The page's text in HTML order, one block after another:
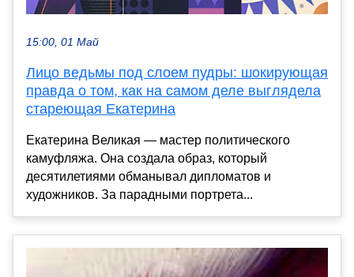
15:00, 01 Май
Лицо ведьмы под слоем пудры: шокирующая
правда о том, как на самом деле выглядела
стареющая Екатерина
Екатерина Великая — мастер политического
камуфляжа. Она создала образ, который
десятилетиями обманывал дипломатов и
художников. За парадными портрета...